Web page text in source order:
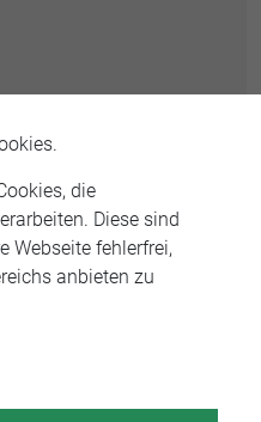
die
Diese sind
Webseite fehlerfrei,
anbieten zu
ohne